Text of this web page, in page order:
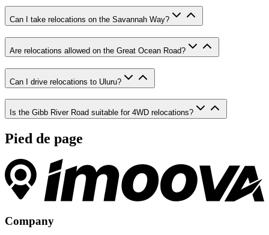
Can I take relocations on the Savannah Way?
Are relocations allowed on the Great Ocean Road?
Can I drive relocations to Uluru?
Is the Gibb River Road suitable for 4WD relocations?
Pied de page
Company